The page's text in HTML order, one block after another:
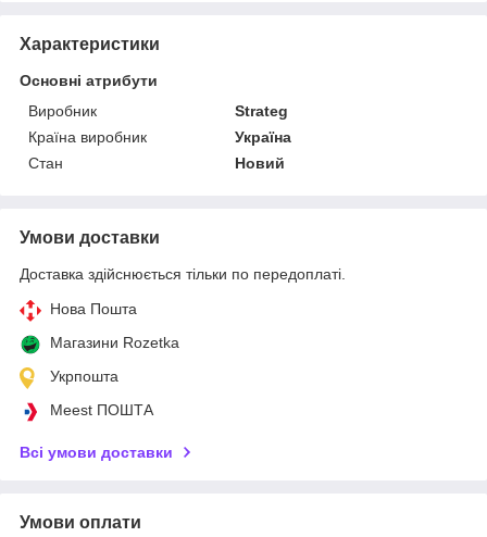
Характеристики
Основні атрибути
Виробник
Strateg
Країна виробник
Україна
Стан
Новий
Умови доставки
Доставка здійснюється тільки по передоплаті.
Нова Пошта
Магазини Rozetka
Укрпошта
Meest ПОШТА
Всі умови доставки
Умови оплати